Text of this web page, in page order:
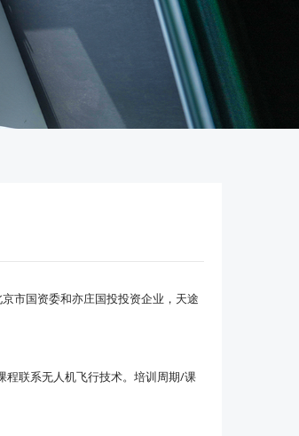
市国资委和亦庄国投投资企业，天途
程联系无人机飞行技术。培训周期/课